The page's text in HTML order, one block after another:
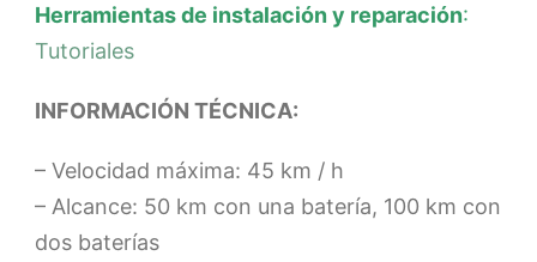
Herramientas de instalación y reparación:
Tutoriales
INFORMACIÓN TÉCNICA:
– Velocidad máxima: 45 km / h
– Alcance: 50 km con una batería, 100 km con
dos baterías